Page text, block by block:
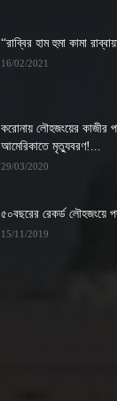
“রাব্বির হাম হুমা কামা
16/02/2021
করোনায় লৌহজংয়ের কাজীর
আমেরিকাতে মৃত্যুবরণ!...
29/03/2020
৫০বছরের রেকর্ড লৌহজংয়ে
15/11/2019